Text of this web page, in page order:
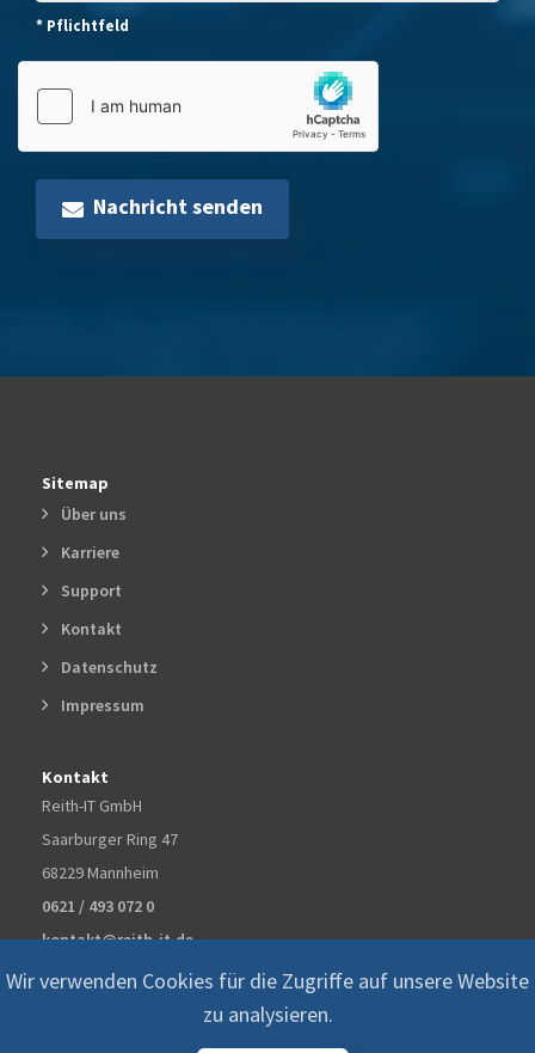
* Pflichtfeld
Nachricht senden
Sitemap
Über uns
Karriere
Support
Kontakt
Datenschutz
Impressum
Kontakt
Reith-IT GmbH
Saarburger Ring 47
68229 Mannheim
0621 / 493 072 0
kontakt@reith-it.de
Wir verwenden Cookies für die Zugriffe auf unsere Website
zu analysieren.